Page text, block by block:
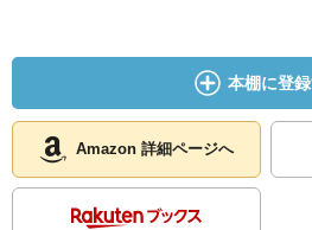
本棚に登
Amazon 詳細ページへ